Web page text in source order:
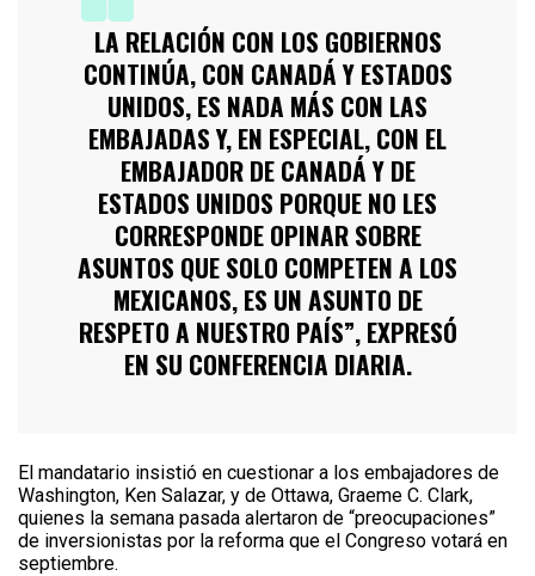
LA RELACIÓN CON LOS GOBIERNOS
CONTINÚA, CON CANADÁ Y ESTADOS
UNIDOS, ES NADA MÁS CON LAS
EMBAJADAS Y, EN ESPECIAL, CON EL
EMBAJADOR DE CANADÁ Y DE
ESTADOS UNIDOS PORQUE NO LES
CORRESPONDE OPINAR SOBRE
ASUNTOS QUE SOLO COMPETEN A LOS
MEXICANOS, ES UN ASUNTO DE
RESPETO A NUESTRO PAÍS”, EXPRESÓ
EN SU CONFERENCIA DIARIA.
El mandatario insistió en cuestionar a los embajadores de
Washington, Ken Salazar, y de Ottawa, Graeme C. Clark,
quienes la semana pasada alertaron de “preocupaciones”
de inversionistas por la reforma que el Congreso votará en
septiembre.